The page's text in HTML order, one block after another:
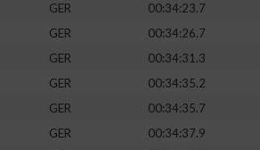
GER 00:34:23.7
GER
00:34:26.7
GER
00:34:31.3
GER
00:34:35.2
GER 00:34:35.7
GER
00:34:37.9